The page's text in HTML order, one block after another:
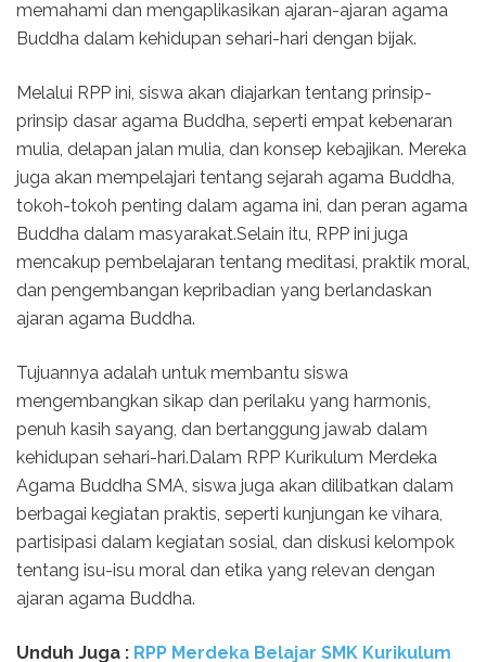
memahami dan mengaplikasikan ajaran-ajaran agama
Buddha dalam kehidupan sehari-hari dengan bijak.
Melalui RPP ini, siswa akan diajarkan tentang prinsip-
prinsip dasar agama Buddha, seperti empat kebenaran
mulia, delapan jalan mulia, dan konsep kebajikan. Mereka
juga akan mempelajari tentang sejarah agama Buddha,
tokoh-tokoh penting dalam agama ini, dan peran agama
Buddha dalam masyarakat.Selain itu, RPP ini juga
mencakup pembelajaran tentang meditasi, praktik moral,
dan pengembangan kepribadian yang berlandaskan
ajaran agama Buddha.
Tujuannya adalah untuk membantu siswa
mengembangkan sikap dan perilaku yang harmonis,
penuh kasih sayang, dan bertanggung jawab dalam
kehidupan sehari-hari.Dalam RPP Kurikulum Merdeka
Agama Buddha SMA, siswa juga akan dilibatkan dalam
berbagai kegiatan praktis, seperti kunjungan ke vihara,
partisipasi dalam kegiatan sosial, dan diskusi kelompok
tentang isu-isu moral dan etika yang relevan dengan
ajaran agama Buddha.
Unduh Juga : RPP Merdeka Belajar SMK Kurikulum